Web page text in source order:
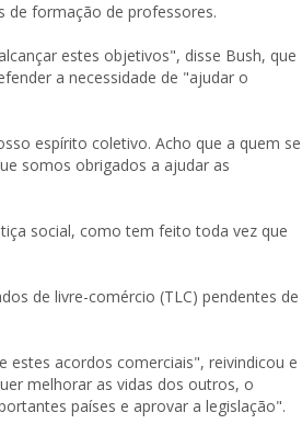
de formação de professores.
estes objetivos", disse Bush, que
a necessidade de "ajudar o
espírito coletivo. Acho que a quem se
somos obrigados a ajudar as
social, como tem feito toda vez que
de livre-comércio (TLC) pendentes de
estes acordos comerciais", reivindicou e
melhorar as vidas dos outros, o
países e aprovar a legislação".